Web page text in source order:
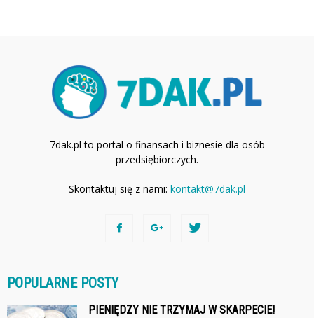
7dak.pl to portal o finansach i biznesie dla osób
przedsiębiorczych.
Skontaktuj się z nami: kontakt@7dak.pl
POPULARNE POSTY
PIENIĘDZY NIE TRZYMAJ W SKARPECIE!